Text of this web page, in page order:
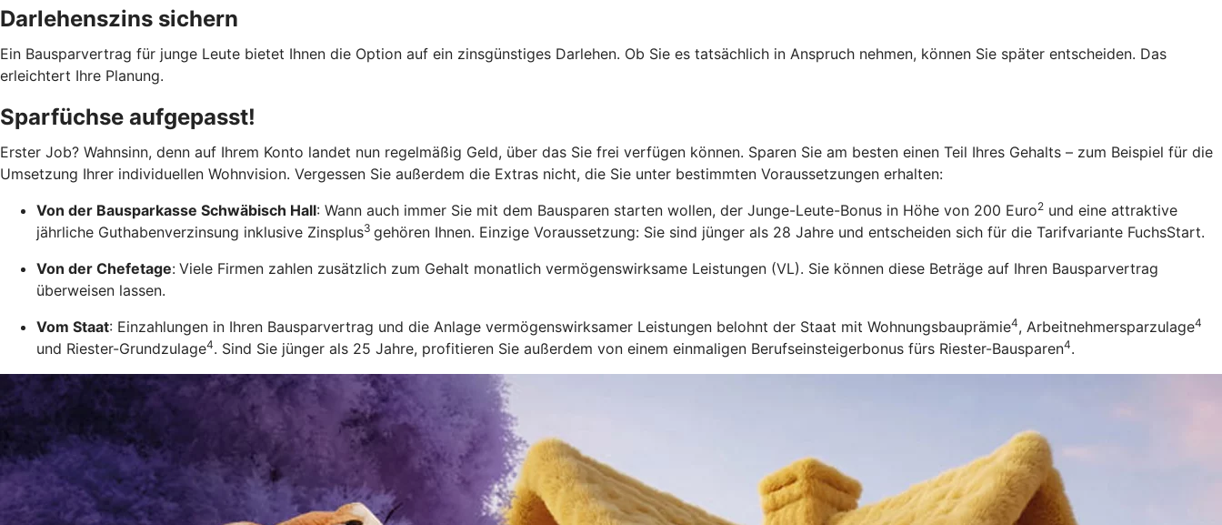
Darlehenszins sichern
Ein Bausparvertrag für junge Leute bietet Ihnen die Option auf ein zinsgünstiges Darlehen. Ob Sie es tatsächlich in Anspruch nehmen, können Sie später entscheiden. Das
erleichtert Ihre Planung.
Sparfüchse aufgepasst!
Erster Job? Wahnsinn, denn auf Ihrem Konto landet nun regelmäßig Geld, über das Sie frei verfügen können. Sparen Sie am besten einen Teil Ihres Gehalts – zum Beispiel für die
Umsetzung Ihrer individuellen Wohnvision. Vergessen Sie außerdem die Extras nicht, die Sie unter bestimmten Voraussetzungen erhalten:
Von der Bausparkasse Schwäbisch Hall: Wann auch immer Sie mit dem Bausparen starten wollen, der Junge-Leute-Bonus in Höhe von 200 Euro2 und eine attraktive
jährliche Guthabenverzinsung inklusive Zinsplus3 gehören Ihnen. Einzige Voraussetzung: Sie sind jünger als 28 Jahre und entscheiden sich für die Tarifvariante FuchsStart.
Von der Chefetage: Viele Firmen zahlen zusätzlich zum Gehalt monatlich vermögenswirksame Leistungen (VL). Sie können diese Beträge auf Ihren Bausparvertrag
überweisen lassen.
Vom Staat: Einzahlungen in Ihren Bausparvertrag und die Anlage vermögenswirksamer Leistungen belohnt der Staat mit Wohnungsbauprämie4, Arbeitnehmersparzulage4
und Riester-Grundzulage4. Sind Sie jünger als 25 Jahre, profitieren Sie außerdem von einem einmaligen Berufseinsteigerbonus fürs Riester-Bausparen4.